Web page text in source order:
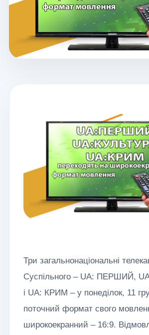
Три загальнонаціональні
Суспільного – UA: ПЕРШИЙ,
і UA: КРИМ – у понеділок, 11
поточний формат свого
широкоекранний – 16:9.